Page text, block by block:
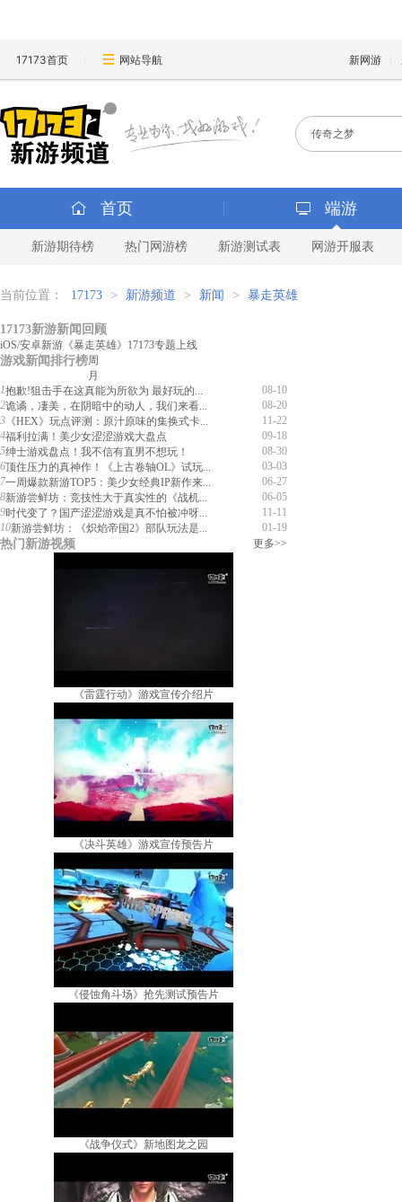
17173首页 网站导航 新网游
首页 端游
新游期待榜 热门网游榜 新游测试表 网游开服表
当前位置： 17173 > 新游频道 > 新闻 > 暴走英雄
17173新游新闻回顾
iOS/安卓新游《暴走英雄》17173专题上线
游戏新闻排行榜周
月
1
08-10
抱歉!狙击手在这真能为所欲为 最好玩的...
2
08-20
诡谲，凄美，在阴暗中的动人，我们来看...
3
11-22
《HEX》玩点评测：原汁原味的集换式卡...
4
09-18
福利拉满！美少女涩涩游戏大盘点
5
08-30
绅士游戏盘点！我不信有直男不想玩！
6
03-03
顶住压力的真神作！《上古卷轴OL》试玩...
7
06-27
一周爆款新游TOP5：美少女经典IP新作来...
8
06-05
新游尝鲜坊：竞技性大于真实性的《战机...
9
11-11
时代变了？国产涩涩游戏是真不怕被冲呀...
10
01-19
新游尝鲜坊：《炽焰帝国2》部队玩法是...
热门新游视频 更多>>
《雷霆行动》游戏宣传介绍片
《决斗英雄》游戏宣传预告片
《侵蚀角斗场》抢先测试预告片
《战争仪式》新地图龙之园